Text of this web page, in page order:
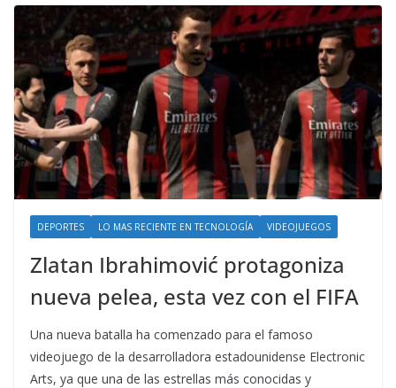
DEPORTES LO MAS RECIENTE EN TECNOLOGÍA VIDEOJUEGOS
Zlatan Ibrahimović protagoniza
nueva pelea, esta vez con el FIFA
Una nueva batalla ha comenzado para el famoso
videojuego de la desarrolladora estadounidense Electronic
Arts, ya que una de las estrellas más conocidas y